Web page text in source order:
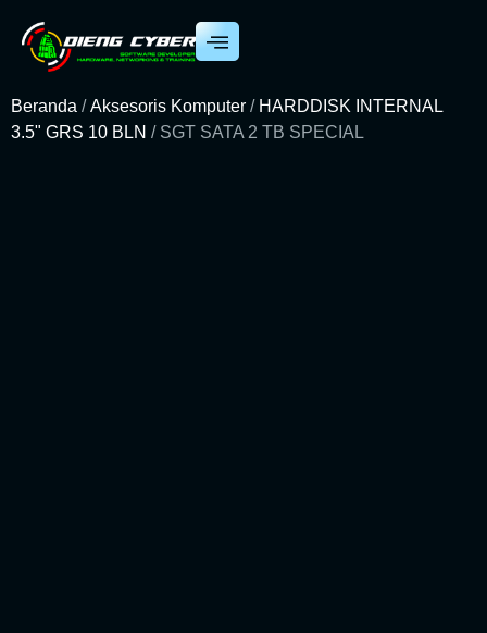
Beranda /Aksesoris Komputer / HARDDISK INTERNAL
3.5" GRS 10 BLN / SGT SATA 2 TB SPECIAL